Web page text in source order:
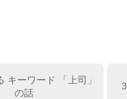
）
キーワード 「上司」
の話